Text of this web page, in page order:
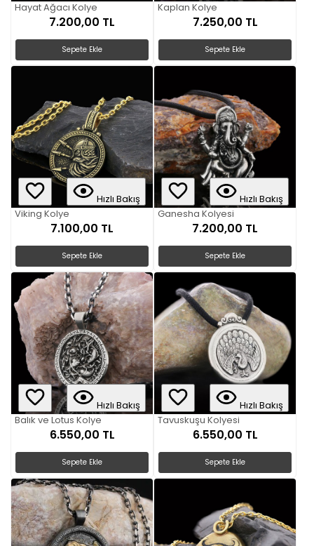
Hayat Ağacı Kolye
7.200,00 TL
Sepete Ekle
Kaplan Kolye
7.250,00 TL
Sepete Ekle
Hızlı Bakış
Viking Kolye
7.100,00 TL
Sepete Ekle
Hızlı Bakış
Ganesha Kolyesi
7.200,00 TL
Sepete Ekle
Hızlı Bakış
Balık ve Lotus Kolye
6.550,00 TL
Sepete Ekle
Hızlı Bakış
Tavuskuşu Kolyesi
6.550,00 TL
Sepete Ekle